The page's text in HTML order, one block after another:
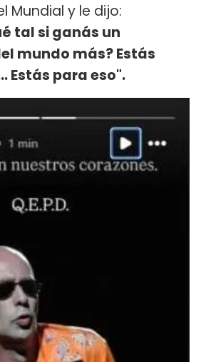
Mundial y le dijo:
tal si ganás un
mundo más? Estás
Estás para eso".